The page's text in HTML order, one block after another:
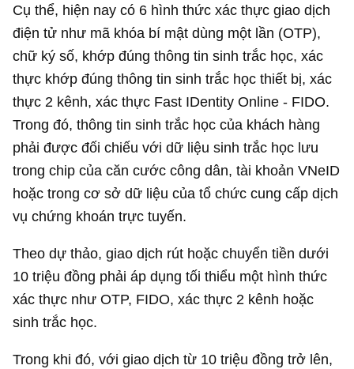
Cụ thể, hiện nay có 6 hình thức xác thực giao dịch
điện tử như mã khóa bí mật dùng một lần (OTP),
chữ ký số, khớp đúng thông tin sinh trắc học, xác
thực khớp đúng thông tin sinh trắc học thiết bị, xác
thực 2 kênh, xác thực Fast IDentity Online - FIDO.
Trong đó, thông tin sinh trắc học của khách hàng
phải được đối chiếu với dữ liệu sinh trắc học lưu
trong chip của căn cước công dân, tài khoản VNeID
hoặc trong cơ sở dữ liệu của tổ chức cung cấp dịch
vụ chứng khoán trực tuyến.
Theo dự thảo, giao dịch rút hoặc chuyển tiền dưới
10 triệu đồng phải áp dụng tối thiểu một hình thức
xác thực như OTP, FIDO, xác thực 2 kênh hoặc
sinh trắc học.
Trong khi đó, với giao dịch từ 10 triệu đồng trở lên,